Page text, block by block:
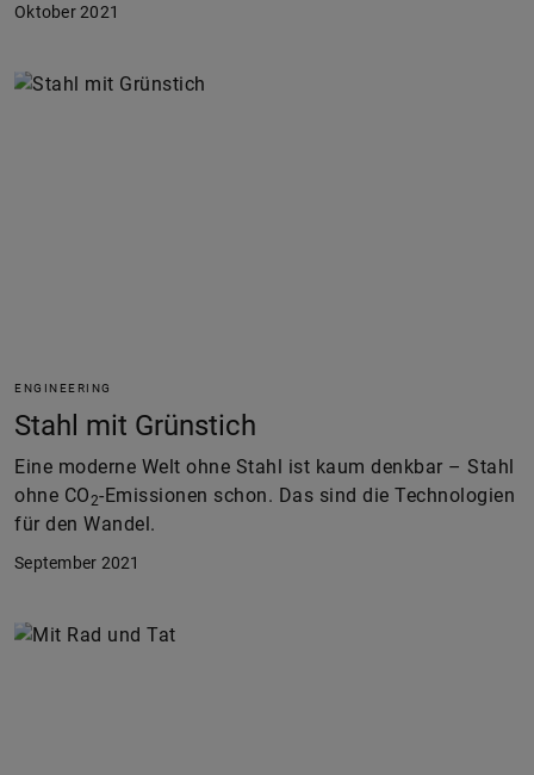
Oktober 2021
ENGINEERING
Stahl mit Grünstich
Eine moderne Welt ohne Stahl ist kaum denkbar – Stahl
ohne CO2-Emissionen schon. Das sind die Technologien
für den Wandel.
September 2021